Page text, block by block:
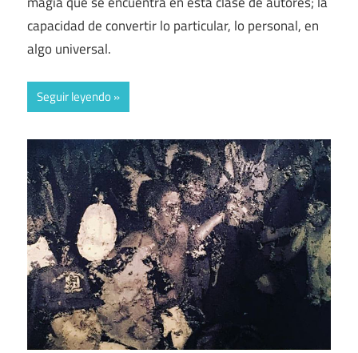
capacidad de convertir lo particular, lo personal, en
algo universal.
Seguir leyendo